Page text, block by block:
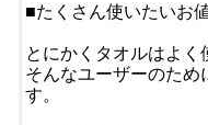
■たくさん使いたいお
とにかくタオルはよく
そんなユーザーのため
す。